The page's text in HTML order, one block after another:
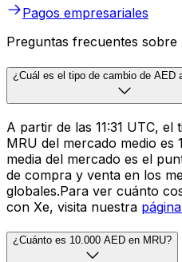
Pagos empresariales
Preguntas frecuentes sobre
¿Cuál es el tipo de cambio de AED
A partir de las 11:31 UTC, el
MRU del mercado medio es د.إ1 = UM10.9021. La tasa
media del mercado es el
de compra y venta en los
globales.Para ver cuánto
con Xe, visita nuestra
¿Cuánto es 10.000 AED en MRU?